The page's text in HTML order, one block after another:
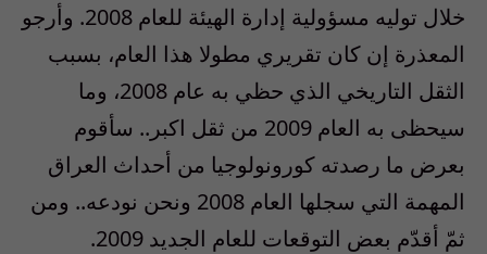
خلال توليه مسؤولية إدارة الهيئة للعام 2008. وأرجو
المعذرة إن كان تقريري مطولا هذا العام، بسبب
الثقل التاريخي الذي حظي به عام 2008، وما
سيحظى به العام 2009 من ثقل اكبر.. سأقوم
بعرض ما رصدته كورونولوجيا من أحداث العراق
المهمة التي سجلها العام 2008 ونحن نودعه.. ومن
ثمّ أقدّم بعض التوقعات للعام الجديد 2009.